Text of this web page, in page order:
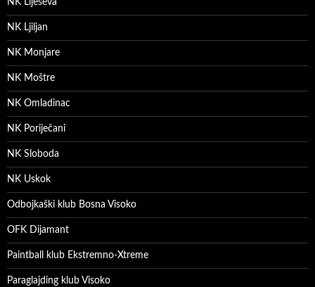
NK Liješeva
NK Ljiljan
NK Monjare
NK Moštre
NK Omladinac
NK Poriječani
NK Sloboda
NK Uskok
Odbojkaški klub Bosna Visoko
OFK Dijamant
Paintball klub Ekstremno-Xtreme
Paraglajding klub Visoko